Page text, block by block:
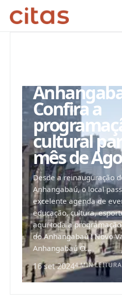
Confira a
cultural
mês de
Desde a reinauguração
Anhangabaú, o local
excelente agenda de
educação, cultura,
aqui toda a
do Anhangabaú ! Novo
Anhangabaú O...
16 set 20244 MIN LEITURA